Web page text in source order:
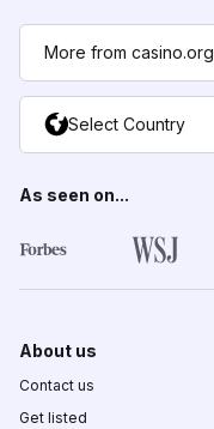
More from casino.org
Select Country
As seen on...
About us
Contact us
Get listed